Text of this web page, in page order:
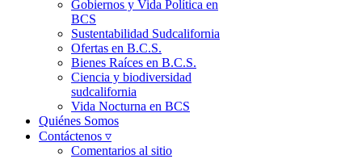
Gobiernos y Vida Política en
BCS
Sustentabilidad Sudcalifornia
Ofertas en B.C.S.
Bienes Raíces en B.C.S.
Ciencia y biodiversidad
sudcalifornia
Vida Nocturna en BCS
Quiénes Somos
Contáctenos ▿
Comentarios al sitio